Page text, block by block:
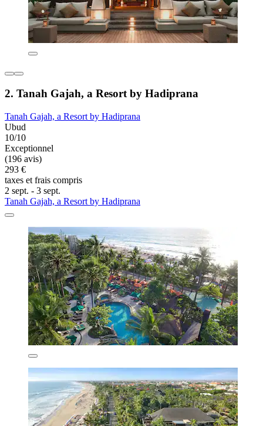
2. Tanah Gajah, a Resort by Hadiprana
Tanah Gajah, a Resort by Hadiprana
Ubud
10/10
Exceptionnel
(196 avis)
293 €
taxes et frais compris
2 sept. - 3 sept.
Tanah Gajah, a Resort by Hadiprana